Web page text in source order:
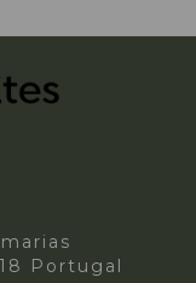
Portugal